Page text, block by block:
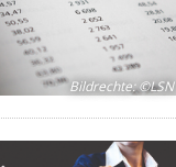
Bildrechte:©LSN